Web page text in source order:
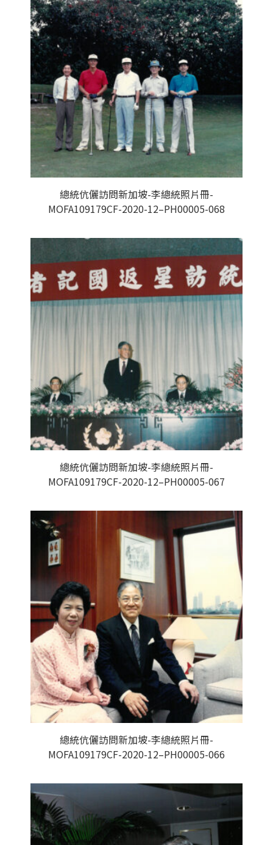
總統伉儷訪問新加坡-李總統照片冊-
MOFA109179CF-2020-12–PH00005-068
總統伉儷訪問新加坡-李總統照片冊-
MOFA109179CF-2020-12–PH00005-067
總統伉儷訪問新加坡-李總統照片冊-
MOFA109179CF-2020-12–PH00005-066